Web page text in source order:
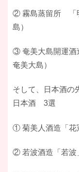
② 霧島蒸留所 「
島）
③ 奄美大島開運酒
奄美大島）
そして、日本酒の
日本酒 3選
① 菊美人酒造「花
② 若波酒造「若波